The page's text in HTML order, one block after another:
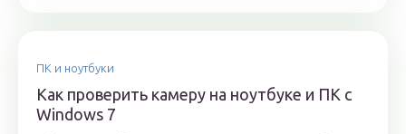
ПК и ноутбуки
Как проверить камеру на ноутбуке и ПК с
Windows 7